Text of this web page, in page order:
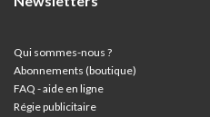
Qui sommes-nous ?
Abonnements (boutique)
FAQ - aide en ligne
Régie publicitaire